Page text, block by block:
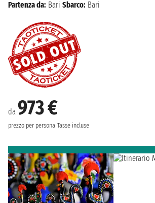
da 973 €
prezzo per persona Tasse incluse
Partenza da: Bari Sbarco: Bari